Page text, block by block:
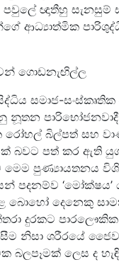
පවුලේ ඥාතීහු
ආධ්‍යාත්මික
ගොඩනැඟිල්ල
සමාජ-
නූතන පාරිභෝජනවාදී
බිල්පත් සහ
බවට පත් කර ඇති
මෙම පුණ්‍යායතනය
පදනම්ව
බොහෝ දෙනෙකු
දුරකට
නිසා ශරීරයේ
බලපෑමක් ලෙස ද